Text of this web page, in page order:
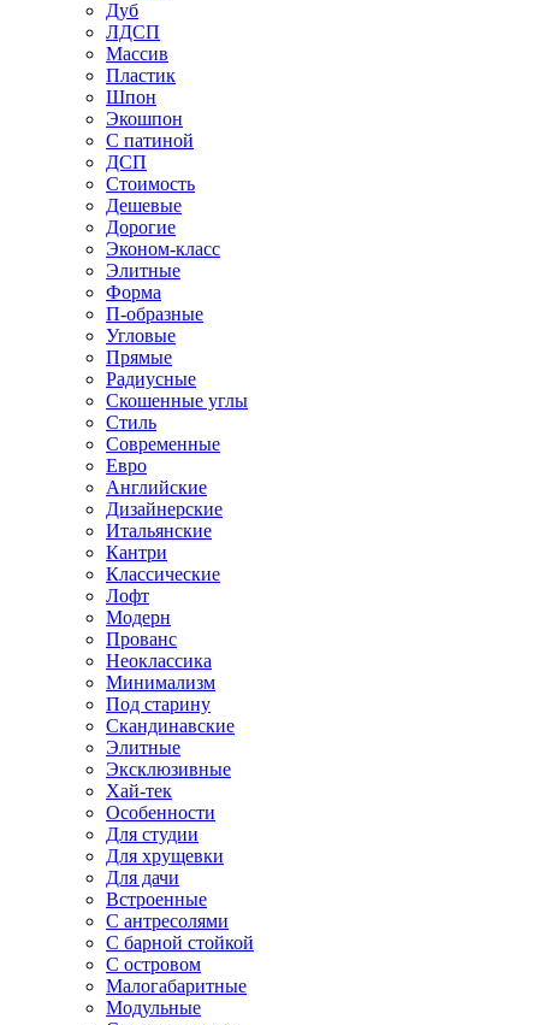
Дуб
ЛДСП
Массив
Пластик
Шпон
Экошпон
С патиной
ДСП
Стоимость
Дешевые
Дорогие
Эконом-класс
Элитные
Форма
П-образные
Угловые
Прямые
Радиусные
Скошенные углы
Стиль
Современные
Евро
Английские
Дизайнерские
Итальянские
Кантри
Классические
Лофт
Модерн
Прованс
Неоклассика
Минимализм
Под старину
Скандинавские
Элитные
Эксклюзивные
Хай-тек
Особенности
Для студии
Для хрущевки
Для дачи
Встроенные
С антресолями
С барной стойкой
С островом
Малогабаритные
Модульные